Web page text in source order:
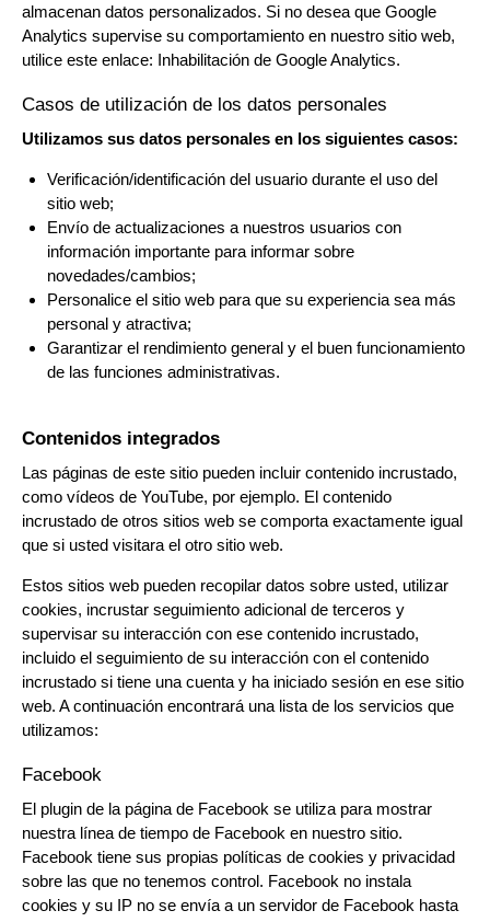
almacenan datos personalizados. Si no desea que Google
Analytics supervise su comportamiento en nuestro sitio web,
utilice este enlace: Inhabilitación de Google Analytics.
Casos de utilización de los datos personales
Utilizamos sus datos personales en los siguientes casos:
Verificación/identificación del usuario durante el uso del
sitio web;
Envío de actualizaciones a nuestros usuarios con
información importante para informar sobre
novedades/cambios;
Personalice el sitio web para que su experiencia sea más
personal y atractiva;
Garantizar el rendimiento general y el buen funcionamiento
de las funciones administrativas.
Contenidos integrados
Las páginas de este sitio pueden incluir contenido incrustado,
como vídeos de YouTube, por ejemplo. El contenido
incrustado de otros sitios web se comporta exactamente igual
que si usted visitara el otro sitio web.
Estos sitios web pueden recopilar datos sobre usted, utilizar
cookies, incrustar seguimiento adicional de terceros y
supervisar su interacción con ese contenido incrustado,
incluido el seguimiento de su interacción con el contenido
incrustado si tiene una cuenta y ha iniciado sesión en ese sitio
web. A continuación encontrará una lista de los servicios que
utilizamos:
Facebook
El plugin de la página de Facebook se utiliza para mostrar
nuestra línea de tiempo de Facebook en nuestro sitio.
Facebook tiene sus propias políticas de cookies y privacidad
sobre las que no tenemos control. Facebook no instala
cookies y su IP no se envía a un servidor de Facebook hasta